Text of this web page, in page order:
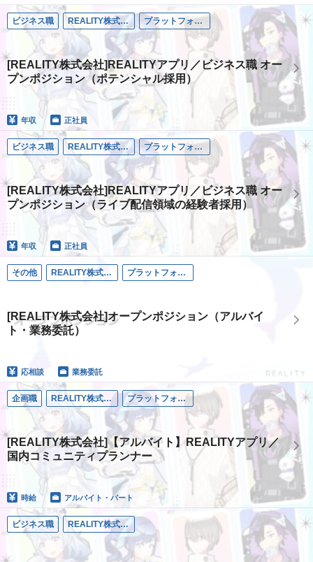
ビジネス職 REALITY株式会社 プラットフォーム事業
[REALITY株式会社]REALITYアプリ／ビジネス職 オー
プンポジション（ポテンシャル採用）
年収 正社員
ビジネス職 REALITY株式会社 プラットフォーム事業
[REALITY株式会社]REALITYアプリ／ビジネス職 オー
プンポジション（ライブ配信領域の経験者採用）
年収 正社員
その他 REALITY株式会社 プラットフォーム事業
[REALITY株式会社]オープンポジション（アルバイ
ト・業務委託）
応相談 業務委託
企画職 REALITY株式会社 プラットフォーム事業
[REALITY株式会社]【アルバイト】REALITYアプリ／
国内コミュニティプランナー
時給 アルバイト・パート
ビジネス職 REALITY株式会社